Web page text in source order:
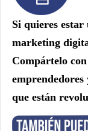
Si quieres estar
marketing
Compártelo
emprendedores
que están